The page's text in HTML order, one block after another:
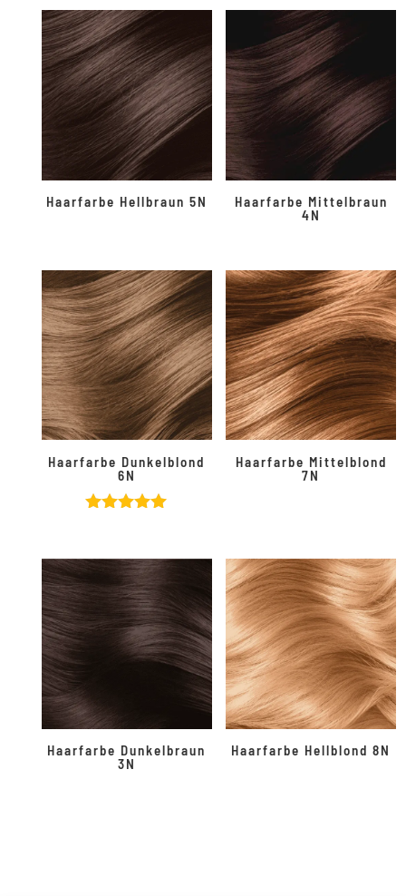
Haarfarbe Hellbraun 5N
Haarfarbe Mittelbraun
4N
Haarfarbe Dunkelblond
6N
von 5
Haarfarbe Mittelblond
7N
Haarfarbe Dunkelbraun
3N
Haarfarbe Hellblond 8N